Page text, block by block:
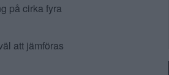
på cirka fyra
att jämföras